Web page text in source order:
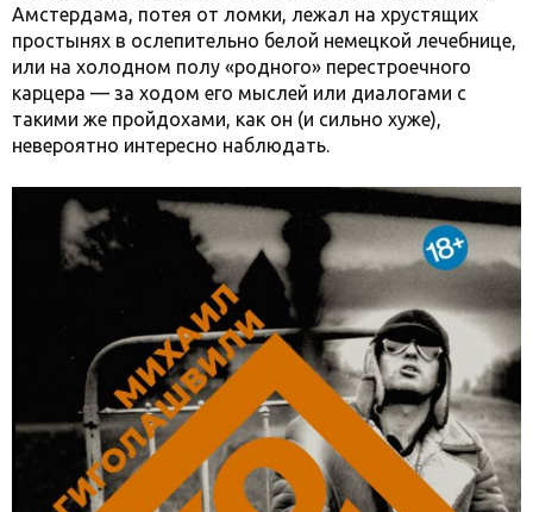
Амстердама, потея от ломки, лежал на хрустящих
простынях в ослепительно белой немецкой лечебнице,
или на холодном полу «родного» перестроечного
карцера — за ходом его мыслей или диалогами с
такими же пройдохами, как он (и сильно хуже),
невероятно интересно наблюдать.